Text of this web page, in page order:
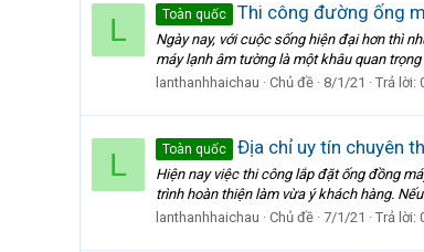
L Toàn quốc Thi công đường ống
Ngày nay, với cuộc sống hiện đại hơn thì
máy lạnh âm tường là một khâu quan
lanthanhhaichau
Chủ đề 8/1/21 Trả lời:
L Toàn quốc Địa chỉ uy tín chuyên
Hiện nay việc thi công lắp đặt ống đồng
trình hoàn thiện làm vừa ý khách hàng.
lanthanhhaichau
Chủ đề 7/1/21 Trả lời: